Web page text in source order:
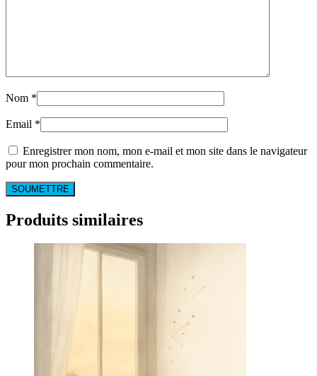
Nom *
Email *
Enregistrer mon nom, mon e-mail et mon site dans le navigateur
pour mon prochain commentaire.
Produits similaires